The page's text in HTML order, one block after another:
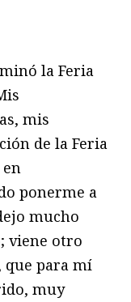
la Feria
mis
de la Feria
ponerme a
mucho
viene otro
que para mí
muy